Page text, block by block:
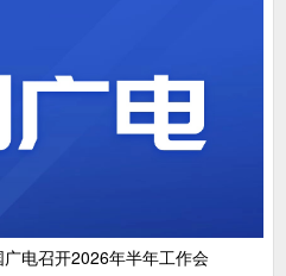
电召开2026年半年工作会